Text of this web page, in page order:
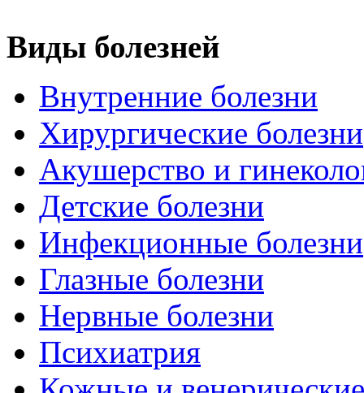
Виды болезней
Внутренние болезни
Хирургические болезни
Акушерство и
Детские болезни
Инфекционные болезни
Глазные болезни
Нервные болезни
Психиатрия